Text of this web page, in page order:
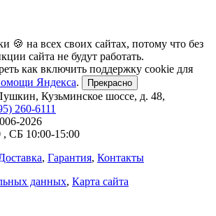
🍪 на всех своих сайтах, потому что без
сайта не будут работать.
как включить поддержку cookie для
Яндекса. Прекрасно
Кузьминское шоссе, д. 48,
260-6111
2026
, СБ 10:00-15:00
, Гарантия, Контакты
данных, Карта сайта